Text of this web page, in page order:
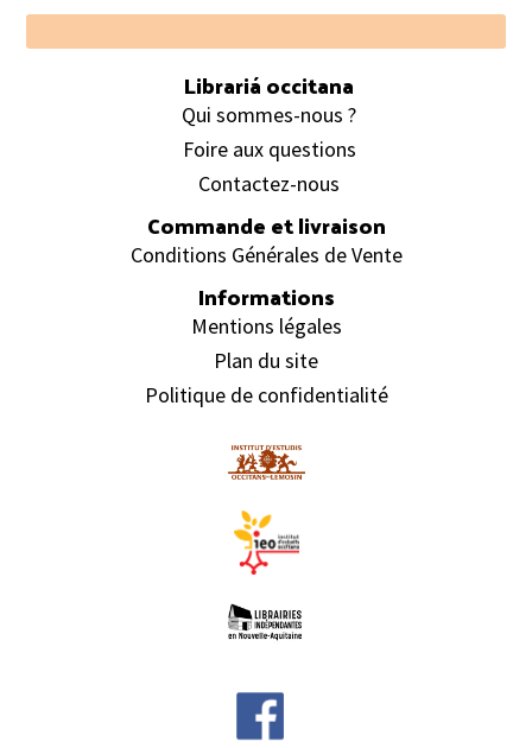
Footer
Librariá occitana
Qui sommes-nous ?
Foire aux questions
Contactez-nous
Commande et livraison
Conditions Générales de Vente
Informations
Mentions légales
Plan du site
Politique de confidentialité